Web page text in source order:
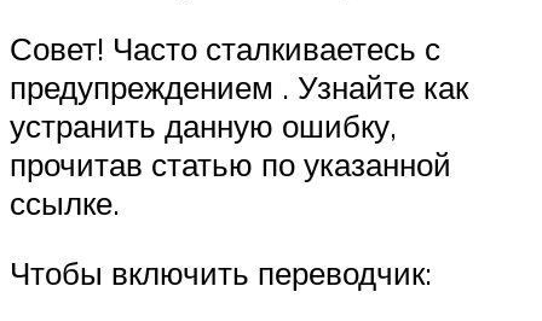
Совет! Часто сталкиваетесь с
предупреждением . Узнайте как
устранить данную ошибку,
прочитав статью по указанной
ссылке.
Чтобы включить переводчик: